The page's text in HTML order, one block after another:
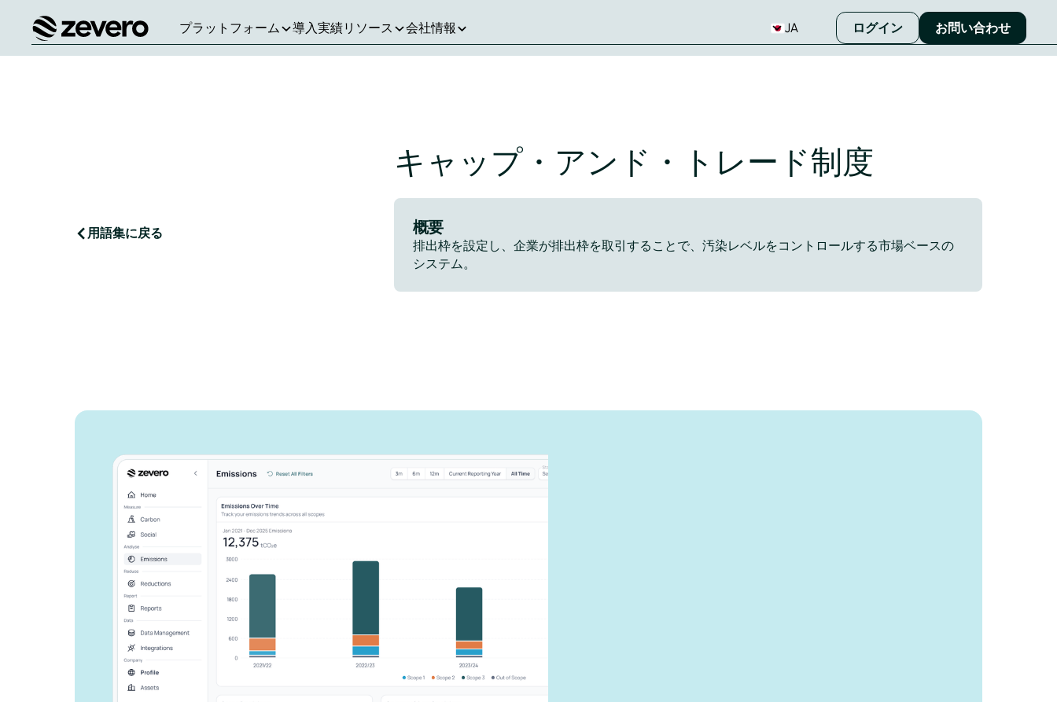
ホーム
プラットフォーム 導入実績リソース 会社情報 JA ログイン お問い合わせ
用語集に戻る
キャップ・アンド・トレード制度
概要
排出枠を設定し、企業が排出枠を取引することで、汚染レベルをコントロールする市場ベースの
システム。
Zeveroがどのように報
告作業を効率化できる
か、ご紹介します。
ビジネスを成長させ、環境への影響を抑えま
しょう。
お問い合わせ